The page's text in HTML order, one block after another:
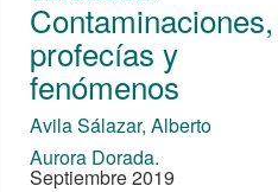
Contaminaciones,
profecías y
fenómenos
Avila Sálazar, Alberto
Aurora Dorada.
Septiembre 2019